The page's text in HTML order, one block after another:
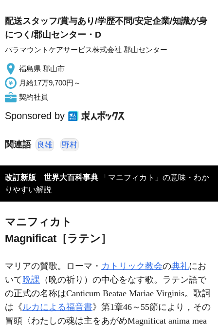
配送スタッフ/賞与あり/学歴不問/安定企業/知識が身
につく/郡山センター・D
パラマウントケアサービス株式会社 郡山センター
福島県 郡山市
月給17万9,700円～
契約社員
Sponsored by
関連語 良雄 野村
改訂新版 世界大百科事典 「マニフィカト」の意味・わか
りやすい解説
マニフィカト
Magnificat［ラテン］
マリアの賛歌。ローマ・ カトリック教会の典礼にお
いて晩課 （晩の祈り）の中心をなす歌。ラテン語で
の正式の名称はCanticum Beatae Mariae Virginis。歌詞
は《ルカによる福音書》第1章46～55節により，その
冒頭〈わたしの魂は主をあがめMagnificat anima mea